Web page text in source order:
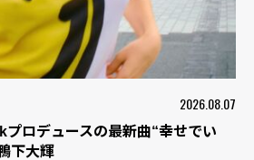
2026.08.07
ロデュースの最新曲“幸せでい
下大輝